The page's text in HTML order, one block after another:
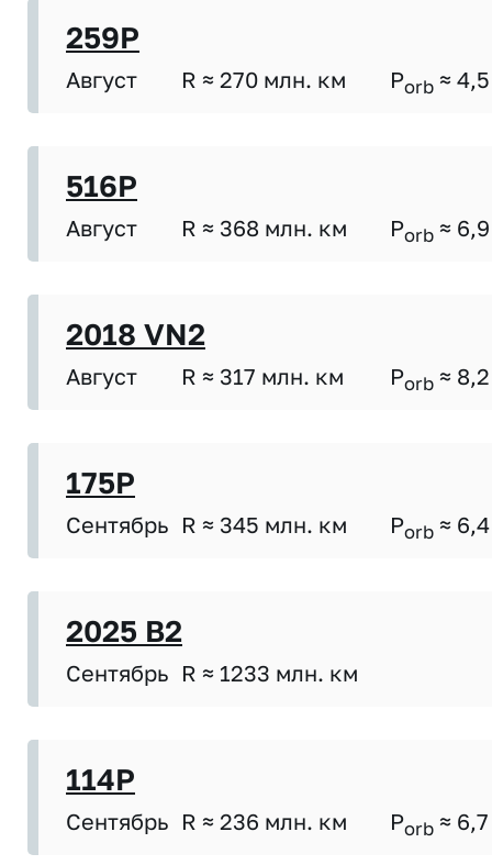
259P
Август R ≈ 270 млн. км Porb ≈ 4,5
516P
Август R ≈ 368 млн. км Porb ≈ 6,9
2018 VN2
Август R ≈ 317 млн. км Porb ≈ 8,2
175P
Сентябрь R ≈ 345 млн. км Porb ≈ 6,4
2025 B2
Сентябрь R ≈ 1233 млн. км
114P
Сентябрь R ≈ 236 млн. км Porb ≈ 6,7